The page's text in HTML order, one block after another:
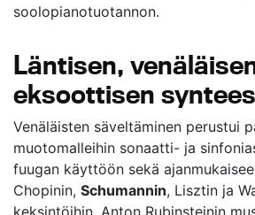
soolopianotuotannon.
Läntisen,
eksoottisen
Venäläisten säveltäminen perustui
muotomalleihin sonaatti- ja
fuugan käyttöön sekä
Chopinin, Schumannin, Lisztin ja
keksintöihin. Anton Rubinsteinin